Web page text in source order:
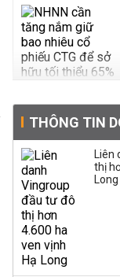
THÔNG TIN
Liên
thị
Long